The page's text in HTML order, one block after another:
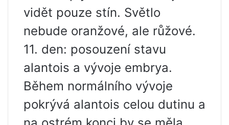
vidět pouze stín. Světlo
nebude oranžové, ale růžové.
11. den: posouzení stavu
alantois a vývoje embrya.
Během normálního vývoje
pokrývá alantois celou dutinu a